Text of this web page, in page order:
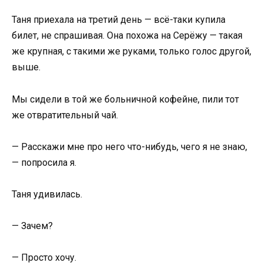
Таня приехала на третий день — всё-таки купила
билет, не спрашивая. Она похожа на Серёжу — такая
же крупная, с такими же руками, только голос другой,
выше.
Мы сидели в той же больничной кофейне, пили тот
же отвратительный чай.
— Расскажи мне про него что-нибудь, чего я не знаю,
— попросила я.
Таня удивилась.
— Зачем?
— Просто хочу.